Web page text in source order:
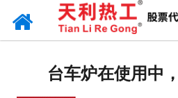
台车炉在使用中